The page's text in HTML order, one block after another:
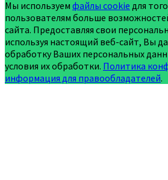
Мы используем файлы cookie для
пользователям больше
сайта. Предоставляя свои
используя настоящий веб-сайт, Вы
обработку Ваших персональных
условия их обработки. Политика
информация для правообладателей.